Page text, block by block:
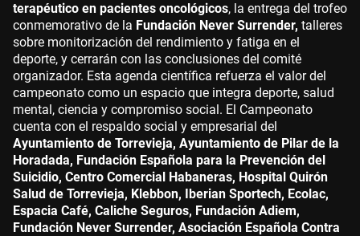
terapéutico en pacientes oncológicos, la entrega del trofeo
conmemorativo de la Fundación Never Surrender, talleres
sobre monitorización del rendimiento y fatiga en el
deporte, y cerrarán con las conclusiones del comité
organizador. Esta agenda científica refuerza el valor del
campeonato como un espacio que integra deporte, salud
mental, ciencia y compromiso social. El Campeonato
cuenta con el respaldo social y empresarial del
Ayuntamiento de Torrevieja, Ayuntamiento de Pilar de la
Horadada, Fundación Española para la Prevención del
Suicidio, Centro Comercial Habaneras, Hospital Quirón
Salud de Torrevieja, Klebbon, Iberian Sportech, Ecolac,
Espacia Café, Caliche Seguros, Fundación Adiem,
Fundación Never Surrender, Asociación Española Contra